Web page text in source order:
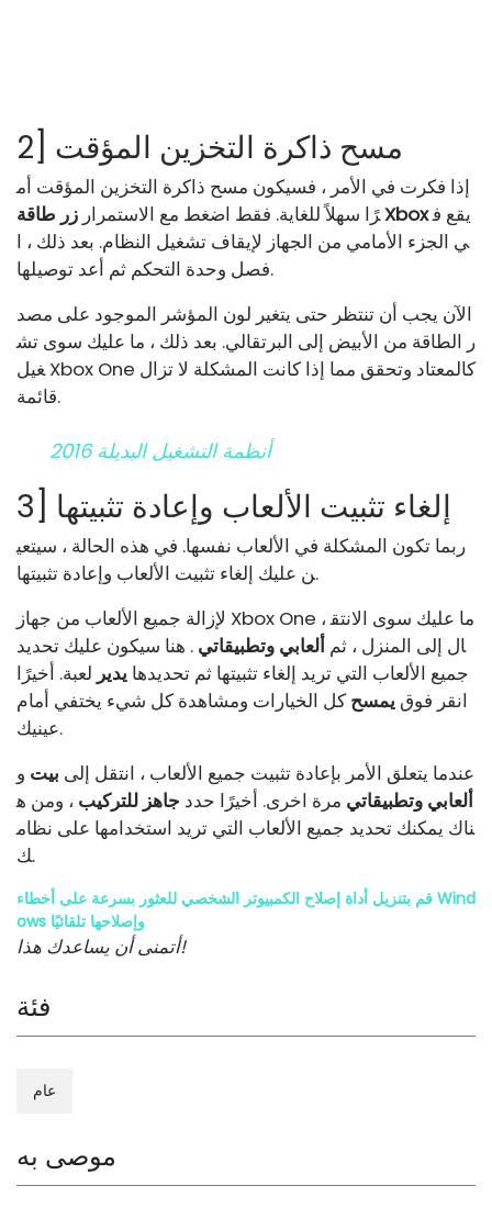
2] مسح ذاكرة التخزين المؤقت
إذا فكرت في الأمر ، فسيكون مسح ذاكرة التخزين المؤقت أم
رًا سهلاً للغاية. فقط اضغط مع الاستمرارزر طاقة Xboxيقع ف
ي الجزء الأمامي من الجهاز لإيقاف تشغيل النظام. بعد ذلك ، ا
فصل وحدة التحكم ثم أعد توصيلها.
الآن يجب أن تنتظر حتى يتغير لون المؤشر الموجود على مصد
ر الطاقة من الأبيض إلى البرتقالي. بعد ذلك ، ما عليك سوى تش
غيل Xbox One كالمعتاد وتحقق مما إذا كانت المشكلة لا تزال
قائمة.
أنظمة التشغيل البديلة 2016
3] إلغاء تثبيت الألعاب وإعادة تثبيتها
ربما تكون المشكلة في الألعاب نفسها. في هذه الحالة ، سيتعي
ن عليك إلغاء تثبيت الألعاب وإعادة تثبيتها.
لإزالة جميع الألعاب من جهاز Xbox One ، ما عليك سوى الانتق
ال إلى المنزل ، ثم ألعابي وتطبيقاتي . هنا سيكون عليك تحديد
جميع الألعاب التي تريد إلغاء تثبيتها ثم تحديدها يدير لعبة. أخيرًا
انقر فوق يمسح كل الخيارات ومشاهدة كل شيء يختفي أمام
عينيك.
عندما يتعلق الأمر بإعادة تثبيت جميع الألعاب ، انتقل إلى بيت و
ألعابي وتطبيقاتي مرة اخرى. أخيرًا حدد جاهز للتركيب ، ومن ه
ناك يمكنك تحديد جميع الألعاب التي تريد استخدامها على نظام
ك.
قم بتنزيل أداة إصلاح الكمبيوتر الشخصي للعثور بسرعة على أخطاء Wind
ows وإصلاحها تلقائيًا
أتمنى أن يساعدك هذا!
فئة
عام
موصى به